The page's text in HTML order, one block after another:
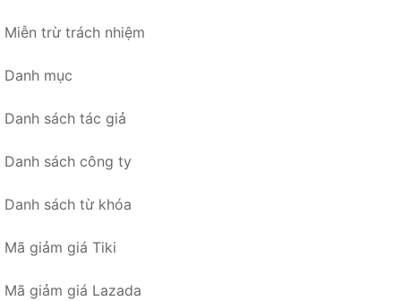
Miễn trừ trách nhiệm
Danh mục
Danh sách tác giả
Danh sách công ty
Danh sách từ khóa
Mã giảm giá Tiki
Mã giảm giá Lazada